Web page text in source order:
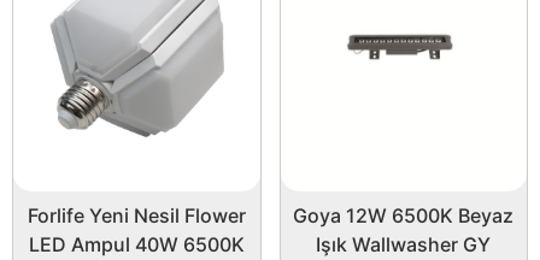
Forlife Yeni Nesil Flower
LED Ampul 40W 6500K
Goya 12W 6500K Beyaz
Işık Wallwasher GY